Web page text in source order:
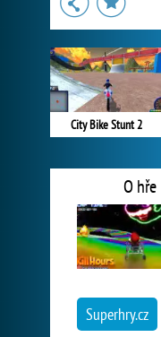
City Bike Stunt 2
O hře
Superhry.cz